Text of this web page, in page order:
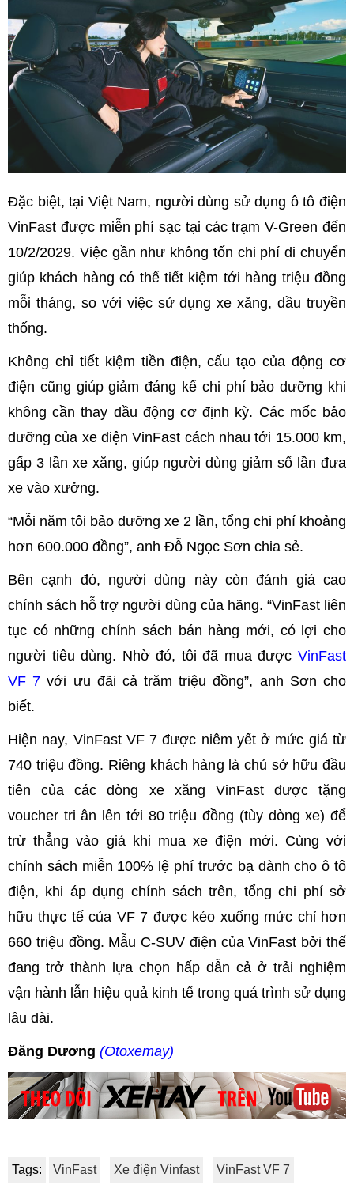
Đặc biệt, tại Việt Nam, người dùng sử dụng ô tô điện
VinFast được miễn phí sạc tại các trạm V-Green đến
10/2/2029. Việc gần như không tốn chi phí di chuyển
giúp khách hàng có thể tiết kiệm tới hàng triệu đồng
mỗi tháng, so với việc sử dụng xe xăng, dầu truyền
thống.
Không chỉ tiết kiệm tiền điện, cấu tạo của động cơ
điện cũng giúp giảm đáng kể chi phí bảo dưỡng khi
không cần thay dầu động cơ định kỳ. Các mốc bảo
dưỡng của xe điện VinFast cách nhau tới 15.000 km,
gấp 3 lần xe xăng, giúp người dùng giảm số lần đưa
xe vào xưởng.
“Mỗi năm tôi bảo dưỡng xe 2 lần, tổng chi phí khoảng
hơn 600.000 đồng”, anh Đỗ Ngọc Sơn chia sẻ.
Bên cạnh đó, người dùng này còn đánh giá cao
chính sách hỗ trợ người dùng của hãng. “VinFast liên
tục có những chính sách bán hàng mới, có lợi cho
người tiêu dùng. Nhờ đó, tôi đã mua được VinFast
VF 7 với ưu đãi cả trăm triệu đồng”, anh Sơn cho
biết.
Hiện nay, VinFast VF 7 được niêm yết ở mức giá từ
740 triệu đồng. Riêng khách hàng là chủ sở hữu đầu
tiên của các dòng xe xăng VinFast được tặng
voucher tri ân lên tới 80 triệu đồng (tùy dòng xe) để
trừ thẳng vào giá khi mua xe điện mới. Cùng với
chính sách miễn 100% lệ phí trước bạ dành cho ô tô
điện, khi áp dụng chính sách trên, tổng chi phí sở
hữu thực tế của VF 7 được kéo xuống mức chỉ hơn
660 triệu đồng. Mẫu C-SUV điện của VinFast bởi thế
đang trở thành lựa chọn hấp dẫn cả ở trải nghiệm
vận hành lẫn hiệu quả kinh tế trong quá trình sử dụng
lâu dài.
Đăng Dương (Otoxemay)
Tags: VinFast Xe điện Vinfast VinFast VF 7